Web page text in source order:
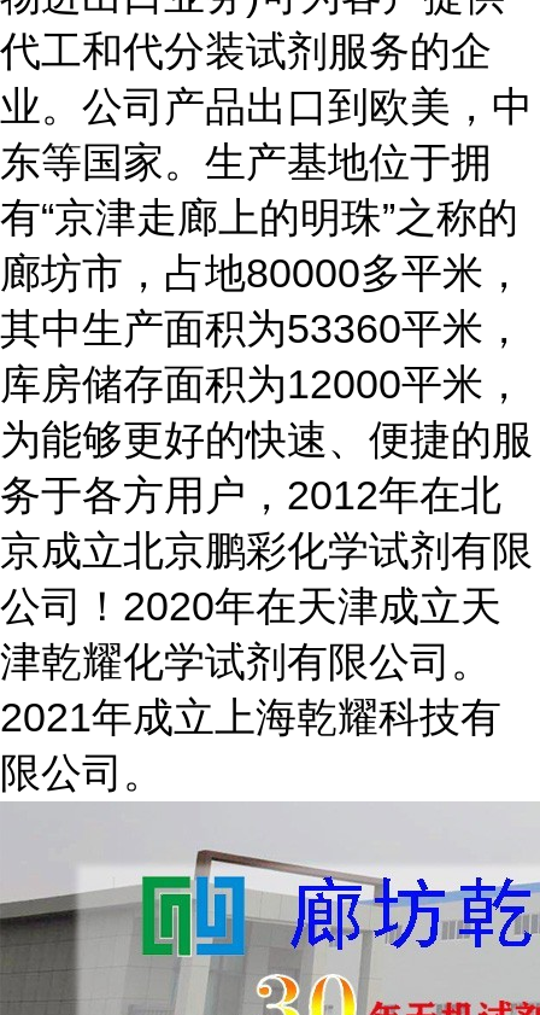
代工和代分装试剂服务的企
业。公司产品出口到欧美，中
东等国家。生产基地位于拥
有“京津走廊上的明珠”之称的
廊坊市，占地80000多平米，
其中生产面积为53360平米，
库房储存面积为12000平米，
为能够更好的快速、便捷的服
务于各方用户，2012年在北
京成立北京鹏彩化学试剂有限
公司！2020年在天津成立天
津乾耀化学试剂有限公司。
2021年成立上海乾耀科技有
限公司。